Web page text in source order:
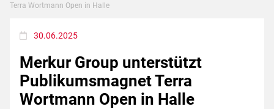
Terra Wortmann Open in Halle
30.06.2025
Merkur Group unterstützt
Publikumsmagnet Terra
Wortmann Open in Halle